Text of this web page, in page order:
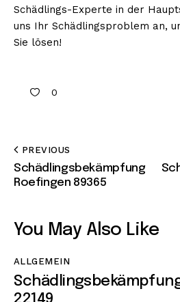
Schädlings-Experte in der
uns Ihr Schädlingsproblem an,
Sie lösen!
0
PREVIOUS
Schädlingsbekämpfung
Roefingen 89365
You May Also Like
ALLGEMEIN